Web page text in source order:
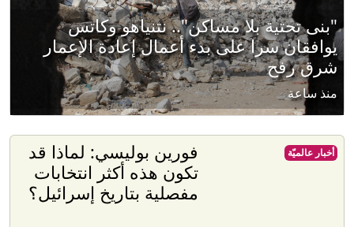
"بنى تحتية بلا مساكن".. نتنياهو وكاتس
يوافقان سرا على بدء أعمال إعادة الإعمار
شرق رفح
منذ ساعة
فورين بوليسي: لماذا قد
تكون هذه أكثر انتخابات
مفصلية بتاريخ إسرائيل؟
أخبار عالميّة